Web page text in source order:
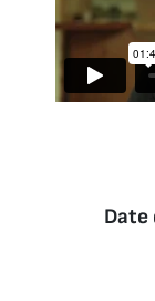
Date